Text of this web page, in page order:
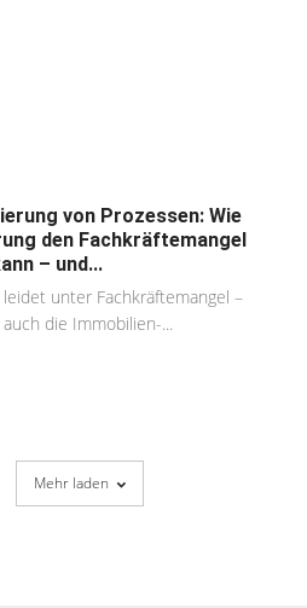
von Prozessen: Wie
den Fachkräftemangel
– und...
unter Fachkräftemangel –
die Immobilien-...
Mehr laden